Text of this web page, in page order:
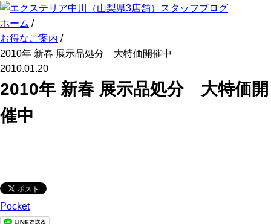
ホーム /
お得なご案内 /
2010年 新春 展示品処分 大特価開催中
2010.01.20
2010年 新春 展示品処分 大特価開
催中
Pocket